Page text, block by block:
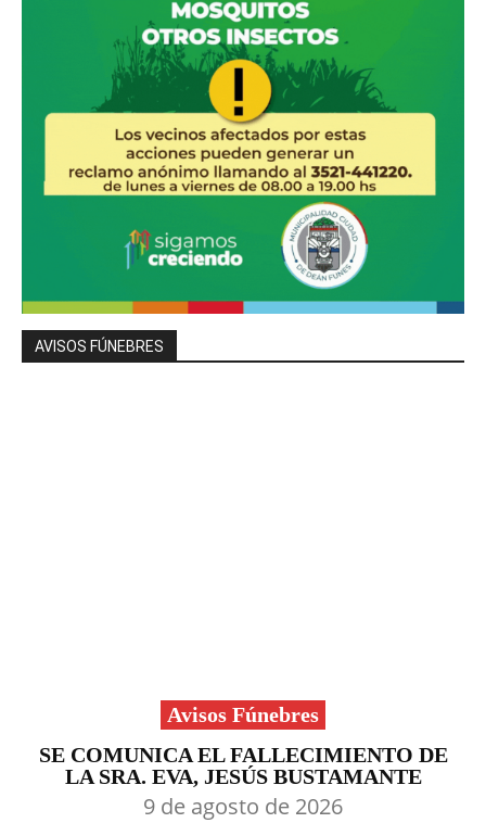
AVISOS FÚNEBRES
Avisos Fúnebres
SE COMUNICA EL FALLECIMIENTO DE
LA SRA. EVA, JESÚS BUSTAMANTE
9 de agosto de 2026